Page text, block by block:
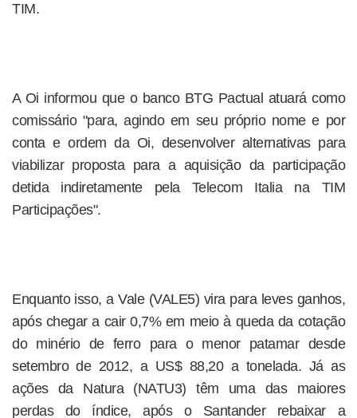
TIM.
A Oi informou que o banco BTG Pactual atuará como
comissário "para, agindo em seu próprio nome e por
conta e ordem da Oi, desenvolver alternativas para
viabilizar proposta para a aquisição da participação
detida indiretamente pela Telecom Italia na TIM
Participações".
Enquanto isso, a Vale (VALE5) vira para leves ganhos,
após chegar a cair 0,7% em meio à queda da cotação
do minério de ferro para o menor patamar desde
setembro de 2012, a US$ 88,20 a tonelada. Já as
ações da Natura (NATU3) têm uma das maiores
perdas do índice, após o Santander rebaixar a